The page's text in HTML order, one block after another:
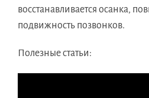
восстанавливается осанка,
подвижность позвонков.
Полезные статьи: